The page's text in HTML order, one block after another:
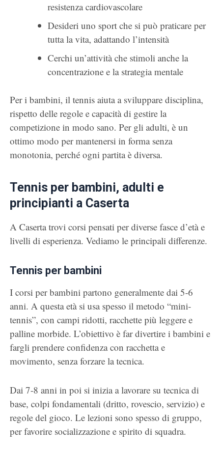
resistenza cardiovascolare
Desideri uno sport che si può praticare per
tutta la vita, adattando l’intensità
Cerchi un’attività che stimoli anche la
concentrazione e la strategia mentale
Per i bambini, il tennis aiuta a sviluppare disciplina,
rispetto delle regole e capacità di gestire la
competizione in modo sano. Per gli adulti, è un
ottimo modo per mantenersi in forma senza
monotonia, perché ogni partita è diversa.
Tennis per bambini, adulti e
principianti a Caserta
A Caserta trovi corsi pensati per diverse fasce d’età e
livelli di esperienza. Vediamo le principali differenze.
Tennis per bambini
I corsi per bambini partono generalmente dai 5-6
anni. A questa età si usa spesso il metodo “mini-
tennis”, con campi ridotti, racchette più leggere e
palline morbide. L’obiettivo è far divertire i bambini e
fargli prendere confidenza con racchetta e
movimento, senza forzare la tecnica.
Dai 7-8 anni in poi si inizia a lavorare su tecnica di
base, colpi fondamentali (dritto, rovescio, servizio) e
regole del gioco. Le lezioni sono spesso di gruppo,
per favorire socializzazione e spirito di squadra.